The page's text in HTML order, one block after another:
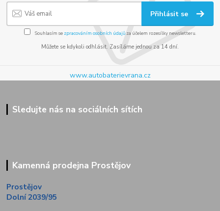
Přihlásit se
Souhlasím se zpracováním osobních údajůza účelem rozesílky newsletteru.
Můžete se kdykoli odhlásit. Zasíláme jednou za 14 dní.
www.autobaterievrana.cz
Sledujte nás na sociálních sítích
Kamenná prodejna Prostějov
Prostějov
Dolní 2039/95